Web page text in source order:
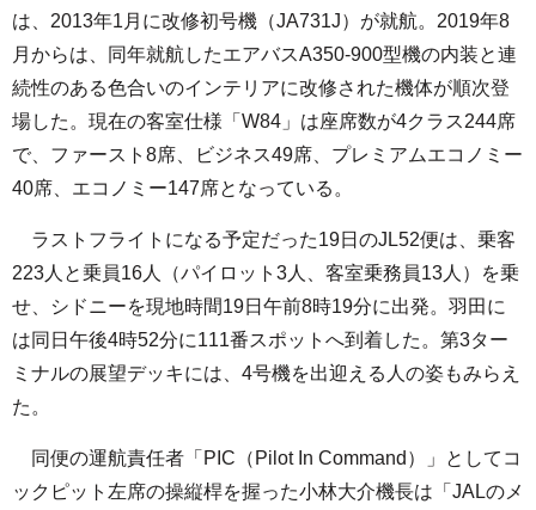
は、2013年1月に改修初号機（JA731J）が就航。2019年8
月からは、同年就航したエアバスA350-900型機の内装と連
続性のある色合いのインテリアに改修された機体が順次登
場した。現在の客室仕様「W84」は座席数が4クラス244席
で、ファースト8席、ビジネス49席、プレミアムエコノミー
40席、エコノミー147席となっている。
ラストフライトになる予定だった19日のJL52便は、乗客
223人と乗員16人（パイロット3人、客室乗務員13人）を乗
せ、シドニーを現地時間19日午前8時19分に出発。羽田に
は同日午後4時52分に111番スポットへ到着した。第3ター
ミナルの展望デッキには、4号機を出迎える人の姿もみらえ
た。
同便の運航責任者「PIC（Pilot In Command）」としてコ
ックピット左席の操縦桿を握った小林大介機長は「JALのメ